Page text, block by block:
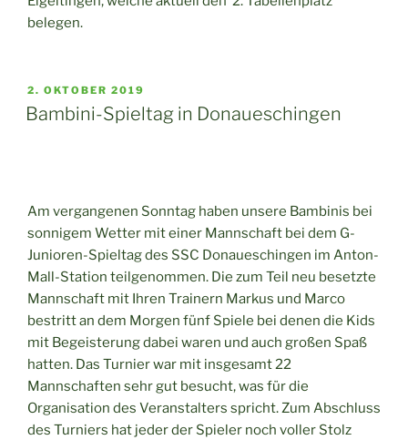
belegen.
VERÖFFENTLICHT
AM
2. OKTOBER 2019
Bambini-Spieltag in Donaueschingen
Am vergangenen Sonntag haben unsere Bambinis bei
sonnigem Wetter mit einer Mannschaft bei dem G-
Junioren-Spieltag des SSC Donaueschingen im Anton-
Mall-Station teilgenommen. Die zum Teil neu besetzte
Mannschaft mit Ihren Trainern Markus und Marco
bestritt an dem Morgen fünf Spiele bei denen die Kids
mit Begeisterung dabei waren und auch großen Spaß
hatten. Das Turnier war mit insgesamt 22
Mannschaften sehr gut besucht, was für die
Organisation des Veranstalters spricht. Zum Abschluss
des Turniers hat jeder der Spieler noch voller Stolz